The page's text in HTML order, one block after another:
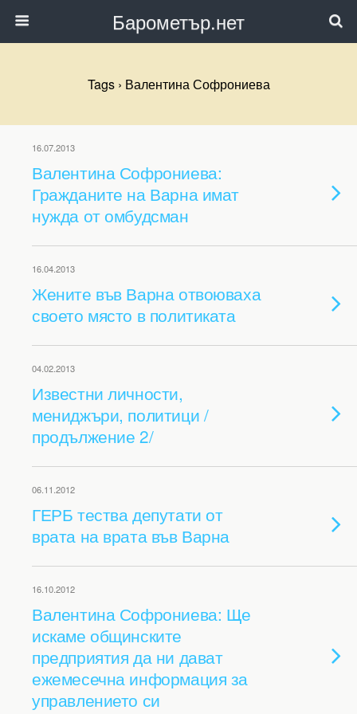
Барометър.нет
Tags › Валентина Софрониева
16.07.2013
Валентина Софрониева:
Гражданите на Варна имат
нужда от омбудсман
16.04.2013
Жените във Варна отвоюваха
своето място в политиката
04.02.2013
Известни личности,
мениджъри, политици /
продължение 2/
06.11.2012
ГЕРБ тества депутати от
врата на врата във Варна
16.10.2012
Валентина Софрониева: Ще
искаме общинските
предприятия да ни дават
ежемесечна информация за
управлението си